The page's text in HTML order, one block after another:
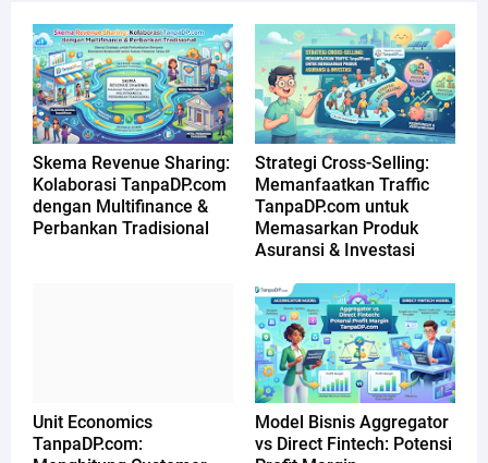
Skema Revenue Sharing:
Kolaborasi TanpaDP.com
dengan Multifinance &
Perbankan Tradisional
Strategi Cross-Selling:
Memanfaatkan Traffic
TanpaDP.com untuk
Memasarkan Produk
Asuransi & Investasi
Unit Economics
TanpaDP.com:
Model Bisnis Aggregator
vs Direct Fintech: Potensi